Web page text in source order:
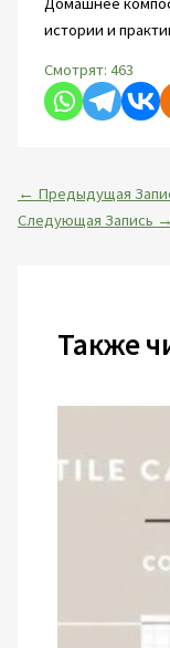
истории и
Смотрят: 463
← Предыдущая
Следующая Запись →
Также